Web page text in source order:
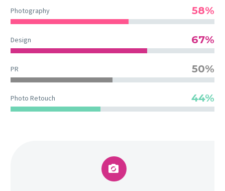
Photography 58%
Design 67%
PR 50%
Photo Retouch 44%

